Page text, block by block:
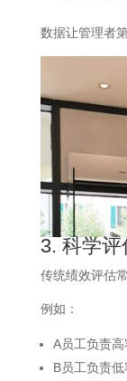
数据让管理者
3. 科学
传统绩效评估
例如：
A员工负责高
B员工负责低